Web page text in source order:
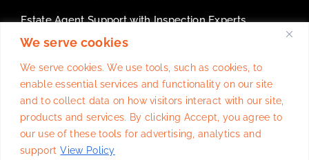
We serve cookies
We serve cookies. We use tools, such as cookies, to
enable essential services and functionality on our site
and to collect data on how visitors interact with our site,
products and services. By clicking Accept, you agree to
our use of these tools for advertising, analytics and
support View Policy
Estate Agent Support with Inspection Experts
White Label services for inventory companies
Website DesignBy Trulysocialmedia.co.uk
Reach Truly Social Media On